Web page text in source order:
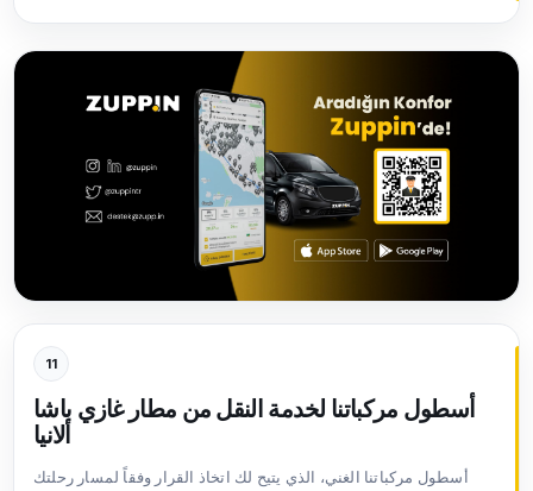
11
أسطول مركباتنا لخدمة النقل من مطار غازي باشا
ألانيا
أسطول مركباتنا الغني، الذي يتيح لك اتخاذ القرار وفقاً لمسار رحلتك